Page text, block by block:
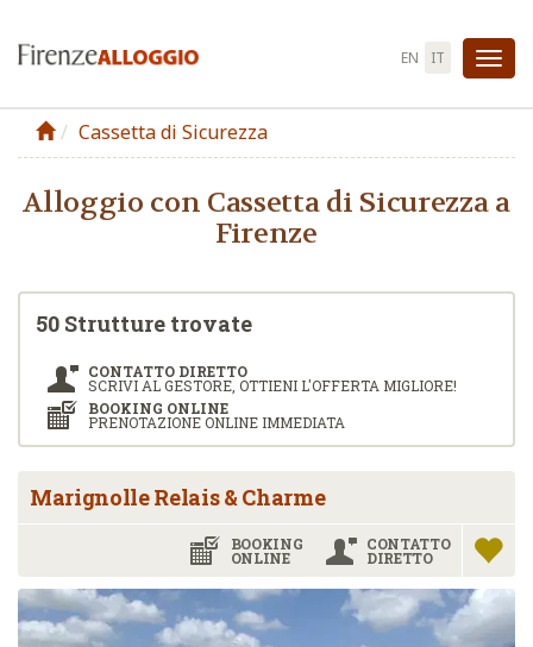
la
EN IT
Cassetta di Sicurezza
Alloggio con Cassetta di Sicurezza a
Firenze
50 Strutture trovate
CONTATTO DIRETTO
SCRIVI AL GESTORE, OTTIENI L'OFFERTA MIGLIORE!
BOOKING ONLINE
PRENOTAZIONE ONLINE IMMEDIATA
Marignolle Relais & Charme
CONTATTO
DIRETTO
BOOKING
ONLINE